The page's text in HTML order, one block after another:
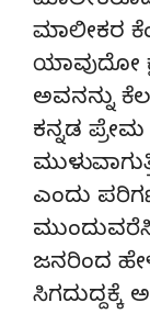
ಮಾಲೀಕರ
ಯಾವುದೋ
ಅವನನ್ನು
ಕನ್ನಡ
ಎಂದು
ಜನರಿಂದ